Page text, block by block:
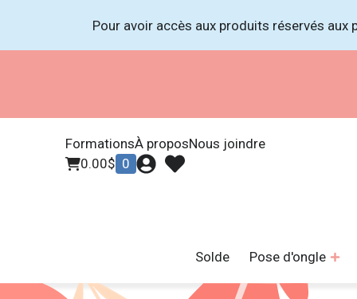
Pour avoir accès aux produits réservés
FormationsÀ proposNous joindre
0.00$ 0
Solde Pose d'ongle